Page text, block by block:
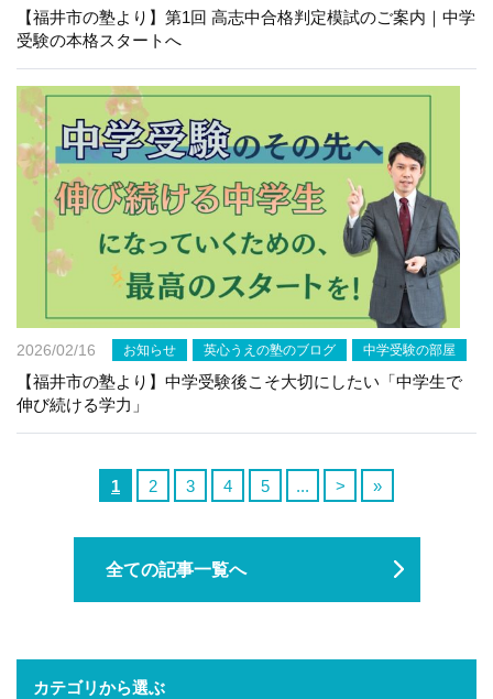
【福井市の塾より】第1回 高志中合格判定模試のご案内｜中学
受験の本格スタートへ
2026/02/16 お知らせ 英心うえの塾のブログ 中学受験の部屋
【福井市の塾より】中学受験後こそ大切にしたい「中学生で
伸び続ける学力」
1 2 3 4 5 ... > »
全ての記事一覧へ
カテゴリから選ぶ